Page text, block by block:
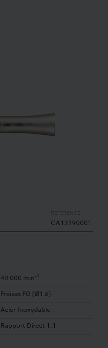
CA13190001
40 000 min -1
Fraises FG (Ø1.6)
Acier Inoxydable
Rapport Direct 1:1